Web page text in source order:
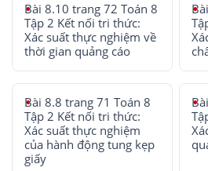
Bài 8.10 trang 72 Toán 8
Tập 2 Kết nối tri thức:
Xác suất thực nghiệm về
thời gian quảng cáo
Bài 8.8 trang 71 Toán 8
Tập 2 Kết nối tri thức:
Xác suất thực nghiệm
của hành động tung kẹp
giấy